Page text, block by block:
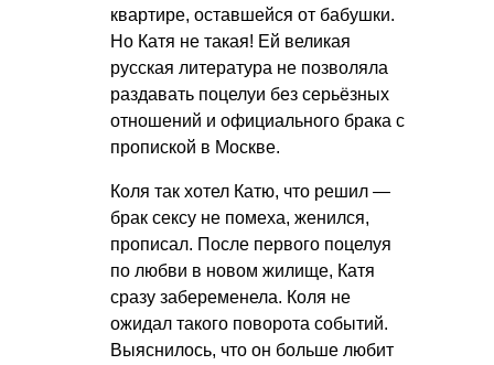
квартире, оставшейся от бабушки.
Но Катя не такая! Ей великая
русская литература не позволяла
раздавать поцелуи без серьёзных
отношений и официального брака с
пропиской в Москве.
Коля так хотел Катю, что решил —
брак сексу не помеха, женился,
прописал. После первого поцелуя
по любви в новом жилище, Катя
сразу забеременела. Коля не
ожидал такого поворота событий.
Выяснилось, что он больше любит